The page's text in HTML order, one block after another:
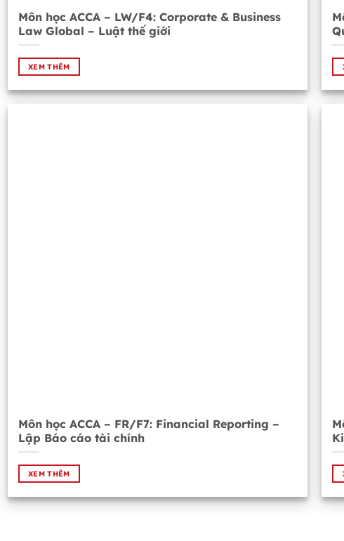
Môn học ACCA – LW/F4: Corporate & Business
Law Global – Luật thế giới
XEM THÊM
Môn học ACCA – FR/F7: Financial Reporting –
Lập Báo cáo tài chính
XEM THÊM